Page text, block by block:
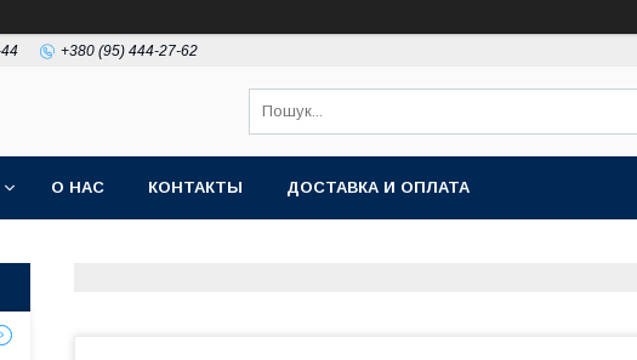
+380 (95) 444-27-62
О НАС КОНТАКТЫ ДОСТАВКА И ОПЛАТА